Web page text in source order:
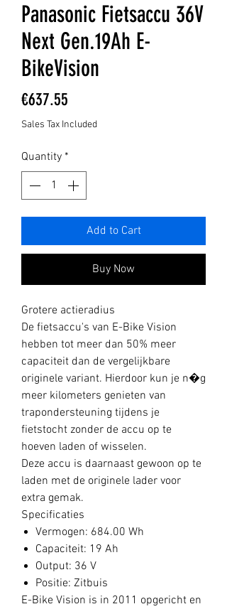
Panasonic Fietsaccu 36V
Next Gen.19Ah E-
BikeVision
€637.55
Sales Tax Included
Quantity *
Add to Cart
Buy Now
Grotere actieradius
De fietsaccu's van E-Bike Vision
hebben tot meer dan 50% meer
capaciteit dan de vergelijkbare
originele variant. Hierdoor kun je n�g
meer kilometers genieten van
trapondersteuning tijdens je
fietstocht zonder de accu op te
hoeven laden of wisselen.
Deze accu is daarnaast gewoon op te
laden met de originele lader voor
extra gemak.
Specificaties
Vermogen: 684.00 Wh
Capaciteit: 19 Ah
Output: 36 V
Positie: Zitbuis
E-Bike Vision is in 2011 opgericht en